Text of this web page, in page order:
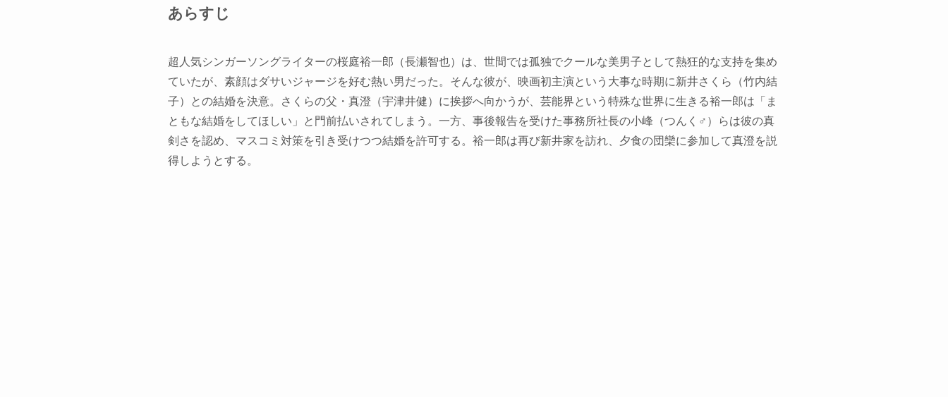
あらすじ
超人気シンガーソングライターの桜庭裕一郎（長瀬智也）は、世間では孤独でクールな美男子として熱狂的な支持を集め
ていたが、素顔はダサいジャージを好む熱い男だった。そんな彼が、映画初主演という大事な時期に新井さくら（竹内結
子）との結婚を決意。さくらの父・真澄（宇津井健）に挨拶へ向かうが、芸能界という特殊な世界に生きる裕一郎は「ま
ともな結婚をしてほしい」と門前払いされてしまう。一方、事後報告を受けた事務所社長の小峰（つんく♂）らは彼の真
剣さを認め、マスコミ対策を引き受けつつ結婚を許可する。裕一郎は再び新井家を訪れ、夕食の団欒に参加して真澄を説
得しようとする。